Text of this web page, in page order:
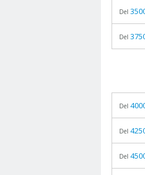
Del
Del
Del
Del
Del